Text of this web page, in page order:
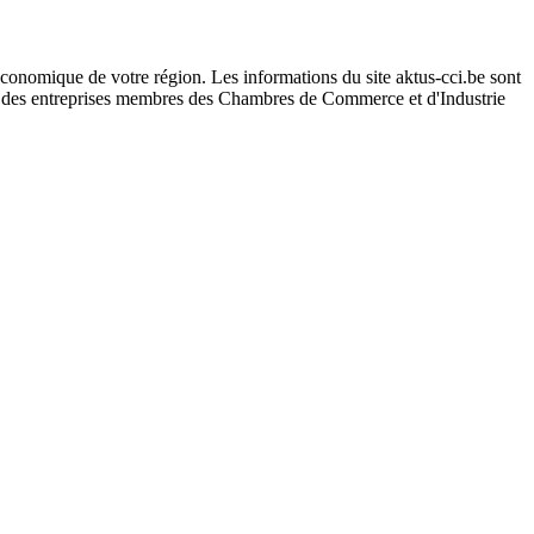
de votre région. Les informations du site aktus-cci.be sont
entreprises membres des Chambres de Commerce et d'Industrie